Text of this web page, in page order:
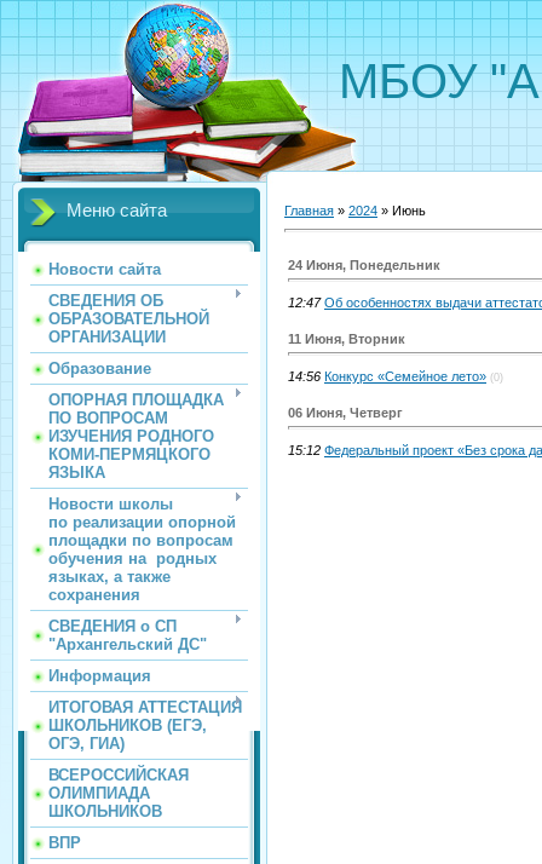
МБОУ
Меню сайта
Новости сайта
СВЕДЕНИЯ ОБ
ОБРАЗОВАТЕЛЬНОЙ
ОРГАНИЗАЦИИ
Образование
ОПОРНАЯ ПЛОЩАДКА
ПО ВОПРОСАМ
ИЗУЧЕНИЯ РОДНОГО
КОМИ-ПЕРМЯЦКОГО
ЯЗЫКА
Новости школы
по реализации опорной
площадки по вопросам
обучения на родных
языках, а также
сохранения
СВЕДЕНИЯ о СП
"Архангельский ДС"
Информация
ИТОГОВАЯ АТТЕСТАЦИЯ
ШКОЛЬНИКОВ (ЕГЭ,
ОГЭ, ГИА)
ВСЕРОССИЙСКАЯ
ОЛИМПИАДА
ШКОЛЬНИКОВ
ВПР
Главная » 2024 » Июнь
24 Июня, Понедельник
12:47 Об особенностях выдачи
11 Июня, Вторник
14:56 Конкурс «Семейное лето» (0)
06 Июня, Четверг
15:12 Федеральный проект «Без срока